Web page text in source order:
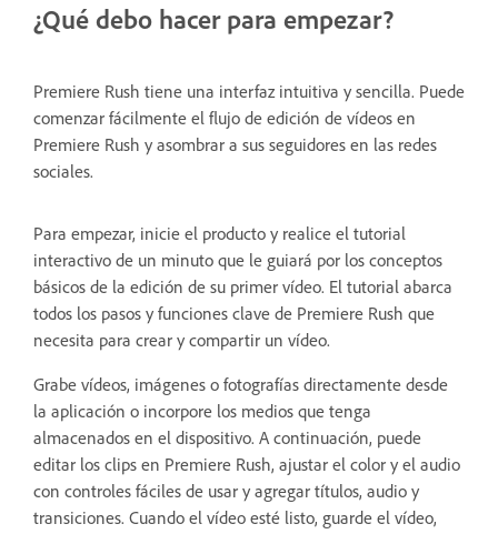
¿Qué debo hacer para empezar?
Premiere Rush tiene una interfaz intuitiva y sencilla. Puede
comenzar fácilmente el flujo de edición de vídeos en
Premiere Rush y asombrar a sus seguidores en las redes
sociales.
Para empezar, inicie el producto y realice el tutorial
interactivo de un minuto que le guiará por los conceptos
básicos de la edición de su primer vídeo. El tutorial abarca
todos los pasos y funciones clave de Premiere Rush que
necesita para crear y compartir un vídeo.
Grabe vídeos, imágenes o fotografías directamente desde
la aplicación o incorpore los medios que tenga
almacenados en el dispositivo. A continuación, puede
editar los clips en Premiere Rush, ajustar el color y el audio
con controles fáciles de usar y agregar títulos, audio y
transiciones. Cuando el vídeo esté listo, guarde el vídeo,